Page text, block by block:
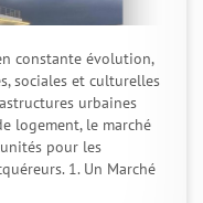
constante évolution,
sociales et culturelles
urbaines
logement, le marché
pour les
1. Un Marché